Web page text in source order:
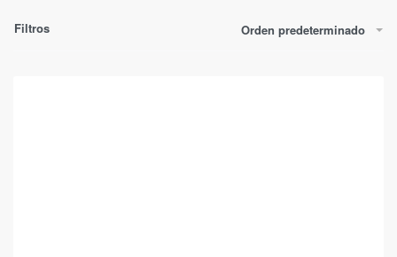
Orden predeterminado
Filtros